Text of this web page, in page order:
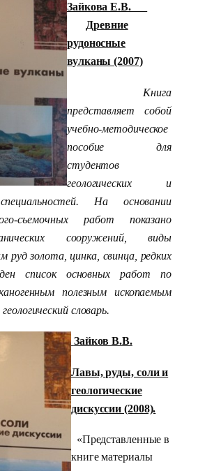
Зайкова Е.В.
Древние
рудоносные
вулканы (2007)
Книга
представляет собой
учебно-методическое
пособие для
студентов
геологических и
На основании
съемочных работ показано
сооружений, виды
руд золота, цинка, свинца, редких
список основных работ по
полезным ископаемым
словарь.
Зайков В.В.
Лавы, руды, соли и
геологические
дискуссии (2008).
«Представленные в
книге материалы